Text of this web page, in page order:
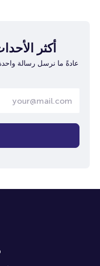
أكثر
عادةً ما نرسل رسالة